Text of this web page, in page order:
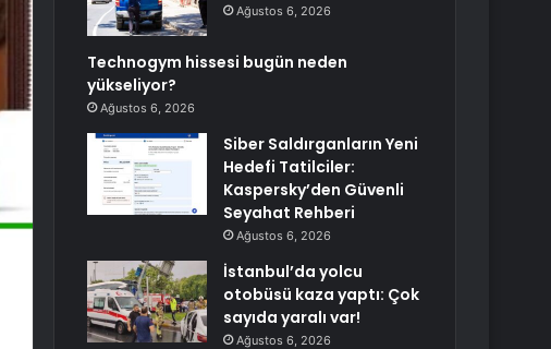
Ağustos 6, 2026
Technogym hissesi bugün neden
yükseliyor?
Ağustos 6, 2026
Siber Saldırganların Yeni
Hedefi Tatilciler:
Kaspersky’den Güvenli
Seyahat Rehberi
Ağustos 6, 2026
İstanbul’da yolcu
otobüsü kaza yaptı: Çok
sayıda yaralı var!
Ağustos 6, 2026